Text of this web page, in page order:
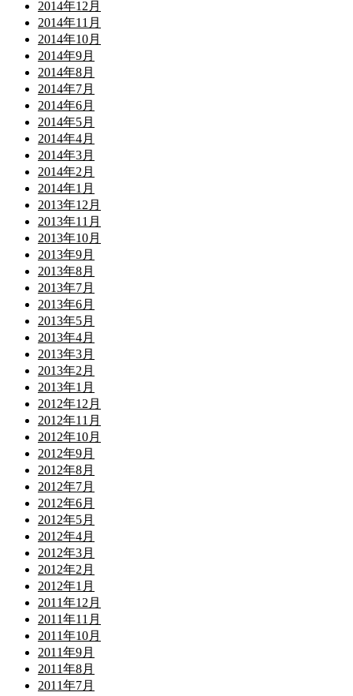
2014年12月
2014年11月
2014年10月
2014年9月
2014年8月
2014年7月
2014年6月
2014年5月
2014年4月
2014年3月
2014年2月
2014年1月
2013年12月
2013年11月
2013年10月
2013年9月
2013年8月
2013年7月
2013年6月
2013年5月
2013年4月
2013年3月
2013年2月
2013年1月
2012年12月
2012年11月
2012年10月
2012年9月
2012年8月
2012年7月
2012年6月
2012年5月
2012年4月
2012年3月
2012年2月
2012年1月
2011年12月
2011年11月
2011年10月
2011年9月
2011年8月
2011年7月